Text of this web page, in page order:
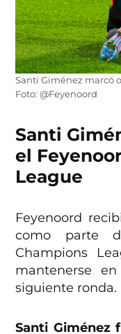
Santi Giménez marcó
Foto: @Feyenoord
Santi
el
League
Feyenoord
como parte
Champions
mantenerse
siguiente ronda.
Santi Giménez